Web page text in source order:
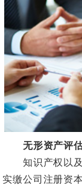
无形资产评
知识产权以及
实缴公司注册资